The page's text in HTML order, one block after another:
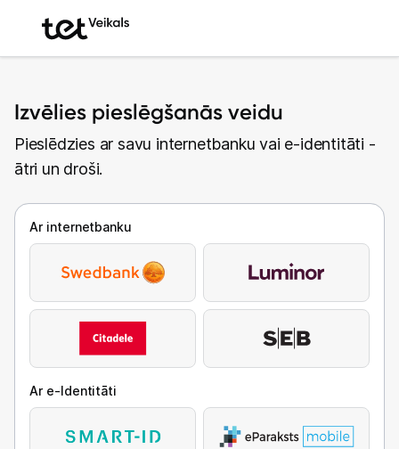
Izvēlies pieslēgšanās veidu
Pieslēdzies ar savu internetbanku vai e-identitāti -
ātri un droši.
Ar internetbanku
Ar e-Identitāti